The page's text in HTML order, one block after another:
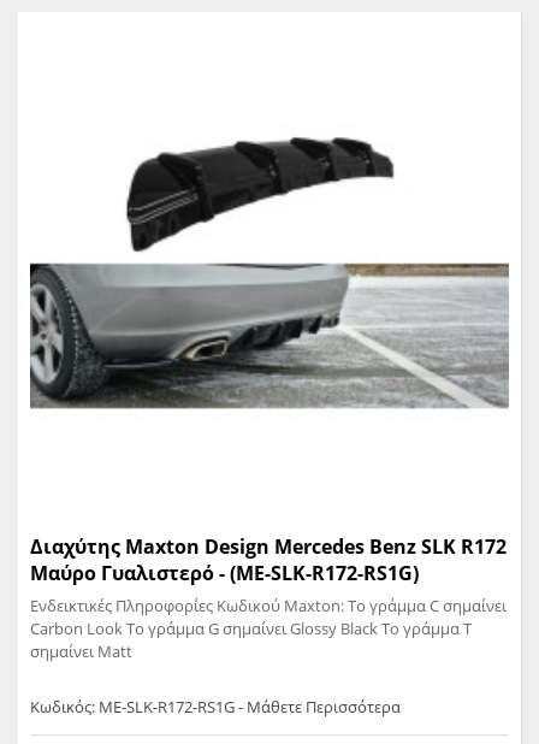
Διαχύτης Maxton Design Mercedes Benz SLK R172
Μαύρο Γυαλιστερό - (ME-SLK-R172-RS1G)
Ενδεικτικές Πληροφορίες Κωδικού Maxton: Το γράμμα C σημαίνει
Carbon Look Το γράμμα G σημαίνει Glossy Black Το γράμμα T
σημαίνει Matt
Κωδικός: ME-SLK-R172-RS1G - Μάθετε Περισσότερα